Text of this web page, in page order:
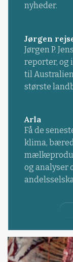
nyheder.
Jørgen
Jørgen P.
reporter, og
til
største
Arla
Få de
klima,
og analyser